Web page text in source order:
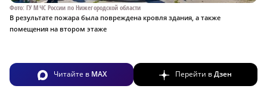
Фото: ГУ МЧС России по Нижегородской области
В результате пожара была повреждена кровля здания, а также
помещения на втором этаже
Читайте в MAX Перейти вДзен